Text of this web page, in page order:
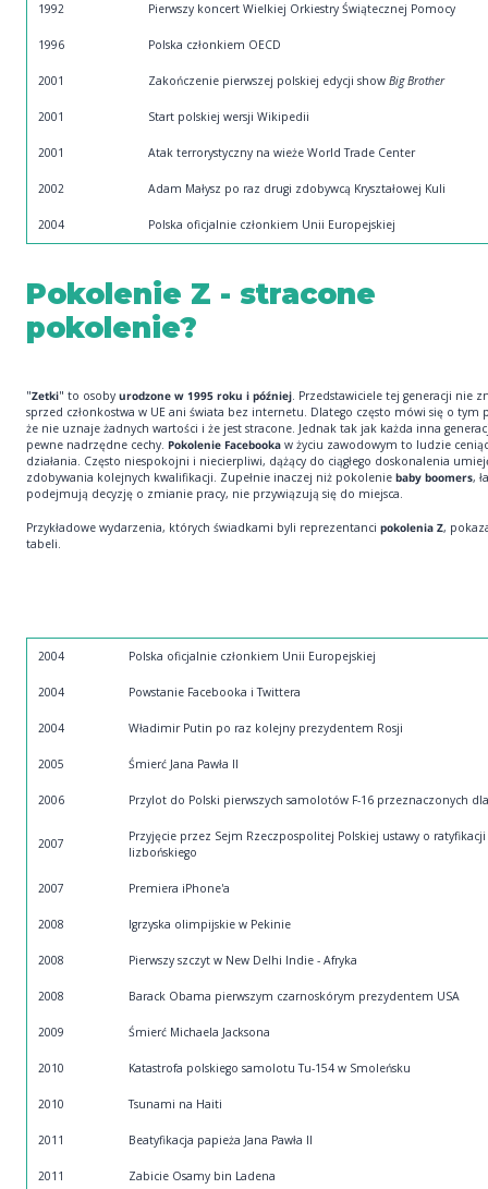
1992 Pierwszy koncert Wielkiej Orkiestry Świątecznej Pomocy
1996 Polska członkiem OECD
2001 Zakończenie pierwszej polskiej edycji show Big Brother
2001 Start polskiej wersji Wikipedii
2001 Atak terrorystyczny na wieże World Trade Center
2002 Adam Małysz po raz drugi zdobywcą Kryształowej Kuli
2004 Polska oficjalnie członkiem Unii Europejskiej
Pokolenie Z - stracone
pokolenie?
"Zetki" to osoby urodzone w 1995 roku i później . Przedstawiciele tej generacji nie
sprzed członkostwa w UE ani świata bez internetu. Dlatego często mówi się o tym
że nie uznaje żadnych wartości i że jest stracone. Jednak tak jak każda inna
pewne nadrzędne cechy. Pokolenie Facebooka w życiu zawodowym to ludzie
działania. Często niespokojni i niecierpliwi, dążący do ciągłego doskonalenia
zdobywania kolejnych kwalifikacji. Zupełnie inaczej niż pokolenie baby boomers,
podejmują decyzję o zmianie pracy, nie przywiązują się do miejsca.
Przykładowe wydarzenia, których świadkami byli reprezentanci pokolenia Z,
tabeli.
2004 Polska oficjalnie członkiem Unii Europejskiej
2004 Powstanie Facebooka i Twittera
2004 Władimir Putin po raz kolejny prezydentem Rosji
2005 Śmierć Jana Pawła II
2006 Przylot do Polski pierwszych samolotów F-16 przeznaczonych
2007
Przyjęcie przez Sejm Rzeczpospolitej Polskiej ustawy o
lizbońskiego
2007 Premiera iPhone'a
2008 Igrzyska olimpijskie w Pekinie
2008 Pierwszy szczyt w New Delhi Indie - Afryka
2008 Barack Obama pierwszym czarnoskórym prezydentem USA
2009 Śmierć Michaela Jacksona
2010 Katastrofa polskiego samolotu Tu-154 w Smoleńsku
2010 Tsunami na Haiti
2011 Beatyfikacja papieża Jana Pawła II
2011 Zabicie Osamy bin Ladena